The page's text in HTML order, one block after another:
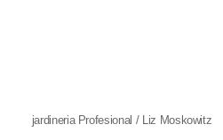
jardineria Profesional / Liz Moskowitz